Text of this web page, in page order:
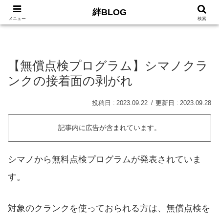
HOME サイトマ
【無償点検プログラム】シマノクラ
ンクの接着面の剥がれ
2023.09.22 2023.09.28
記事内に広告が含まれています。
シマノから無料点検プログラムが発表されていま
す。
対象のクランクを使っておられる方は、無償点検を
メニュー
絆BLOG
検索